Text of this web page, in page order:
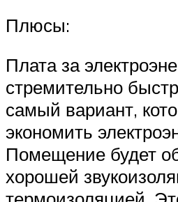
Плюсы:
Плата за
стремительно
самый вариант,
экономить
Помещение будет
хорошей